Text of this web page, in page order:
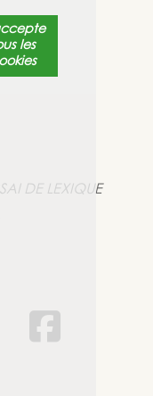
les
DE LEXIQUE